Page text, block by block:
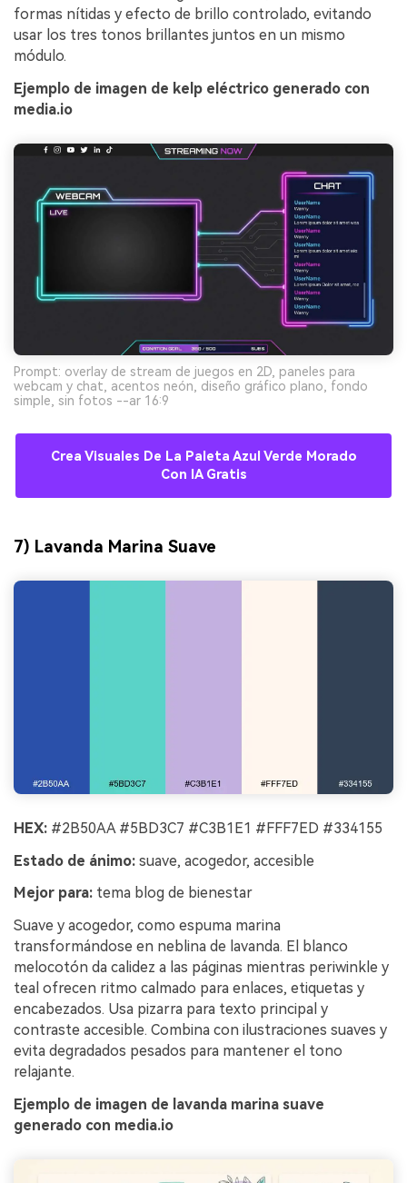
formas nítidas y efecto de brillo controlado, evitando
usar los tres tonos brillantes juntos en un mismo
módulo.
Ejemplo de imagen de kelp eléctrico generado con
media.io
Prompt: overlay de stream de juegos en 2D, paneles para
webcam y chat, acentos neón, diseño gráfico plano, fondo
simple, sin fotos --ar 16:9
Crea Visuales De La Paleta Azul Verde Morado
Con IA Gratis
7) Lavanda Marina Suave
HEX: #2B50AA #5BD3C7 #C3B1E1 #FFF7ED #334155
Estado de ánimo: suave, acogedor, accesible
Mejor para: tema blog de bienestar
Suave y acogedor, como espuma marina
transformándose en neblina de lavanda. El blanco
melocotón da calidez a las páginas mientras periwinkle y
teal ofrecen ritmo calmado para enlaces, etiquetas y
encabezados. Usa pizarra para texto principal y
contraste accesible. Combina con ilustraciones suaves y
evita degradados pesados para mantener el tono
relajante.
Ejemplo de imagen de lavanda marina suave
generado con media.io